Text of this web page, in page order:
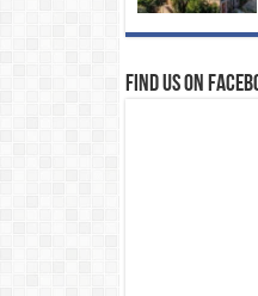
Find us on